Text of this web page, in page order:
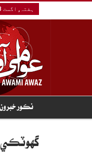
ہفتہ, اگست 8, 2026
نڪور خبرون
گهوٽڪي